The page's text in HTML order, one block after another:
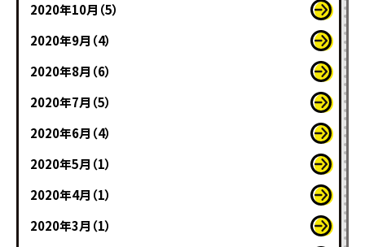
2020年10月（5）
2020年9月（4）
2020年8月（6）
2020年7月（5）
2020年6月（4）
2020年5月（1）
2020年4月（1）
2020年3月（1）